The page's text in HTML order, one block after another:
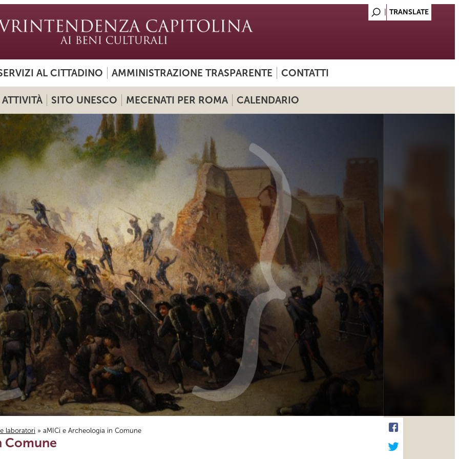
AL CITTADINO AMMINISTRAZIONE TRASPARENTE CONTATTI
ATTIVITÀ SITO UNESCO MECENATI PER ROMA CALENDARIO
laboratori » aMICi e Archeologia in Comune
Comune